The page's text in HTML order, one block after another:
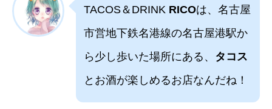
TACOS＆DRINK RICOは、名古屋
市営地下鉄名港線の名古屋港駅か
ら少し歩いた場所にある、 タコス
とお酒が楽しめるお店なんだね！